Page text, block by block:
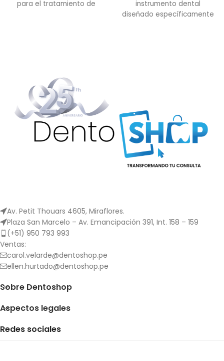
para el tratamiento de
instrumento dental
diseñado específicamente
Av. Petit Thouars 4605, Miraflores.
Plaza San Marcelo – Av. Emancipación 391, Int. 158 – 159
(+51) 950 793 993
Ventas:
carol.velarde@dentoshop.pe
ellen.hurtado@dentoshop.pe
Sobre Dentoshop
Aspectos legales
Redes sociales